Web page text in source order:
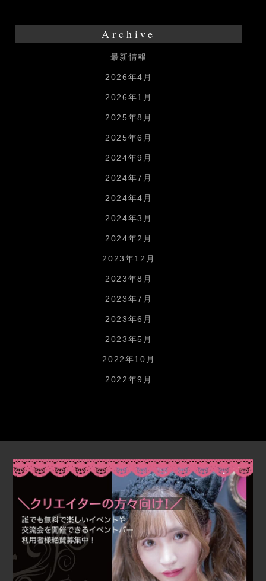
Archive
最新情報
2026年4月
2026年1月
2025年8月
2025年6月
2024年9月
2024年7月
2024年4月
2024年3月
2024年2月
2023年12月
2023年8月
2023年7月
2023年6月
2023年5月
2022年10月
2022年9月